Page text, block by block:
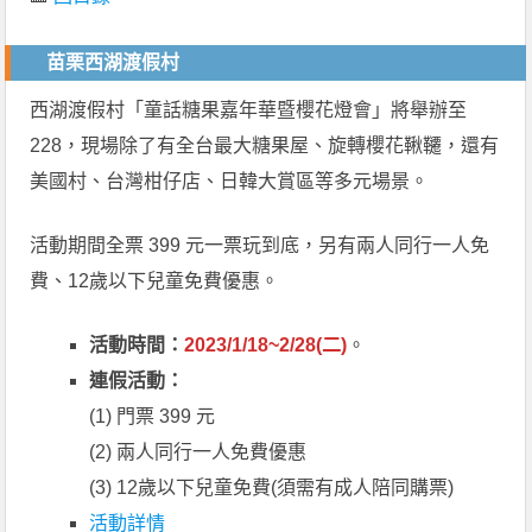
苗栗西湖渡假村
西湖渡假村「童話糖果嘉年華暨櫻花燈會」將舉辦至
228，現場除了有全台最大糖果屋、旋轉櫻花鞦韆，還有
美國村、台灣柑仔店、日韓大賞區等多元場景。
活動期間全票 399 元一票玩到底，另有兩人同行一人免
費、12歲以下兒童免費優惠。
活動時間：2023/1/18~2/28(二) 。
連假活動：
(1) 門票 399 元
(2) 兩人同行一人免費優惠
(3) 12歲以下兒童免費(須需有成人陪同購票)
活動詳情